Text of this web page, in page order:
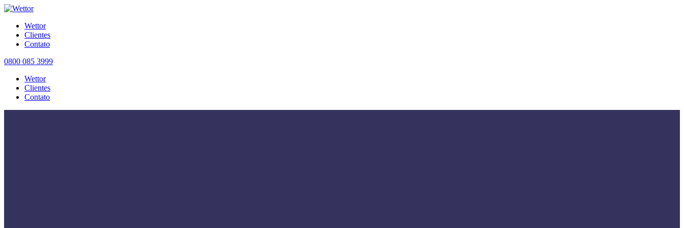
Wettor
Clientes
Contato
0800 085 3999
Wettor
Clientes
Contato